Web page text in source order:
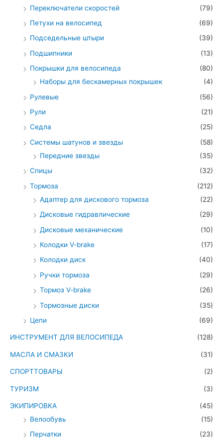
Переключатели скоростей
(79)
Петухи на велосипед
(69)
Подседельные штыри
(39)
Подшипники
(13)
Покрышки для велосипеда
(80)
Наборы для бескамерных покрышек
(4)
Рулевые
(56)
Рули
(21)
Седла
(25)
Системы шатунов и звезды
(58)
Передние звезды
(35)
Спицы
(32)
Тормоза
(212)
Адаптер для дискового тормоза
(22)
Дисковые гидравлические
(29)
Дисковые механические
(10)
Колодки V-brake
(17)
Колодки диск
(40)
Ручки тормоза
(29)
Тормоз V-brake
(26)
Тормозные диски
(35)
Цепи
(69)
ИНСТРУМЕНТ ДЛЯ ВЕЛОСИПЕДА (128)
МАСЛА И СМАЗКИ (31)
СПОРТТОВАРЫ (2)
ТУРИЗМ (3)
ЭКИПИРОВКА
(45)
Велообувь
(15)
Перчатки
(23)